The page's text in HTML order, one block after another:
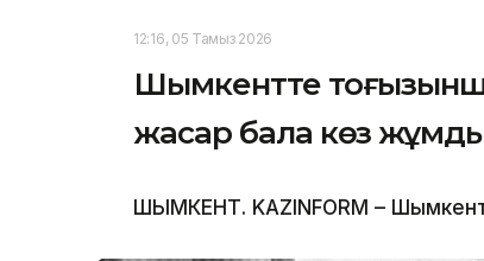
12:16, 05 Тамыз 2026
Шымкентте тоғызыншы
жасар бала көз
ШЫМКЕНТ. KAZINFORM –